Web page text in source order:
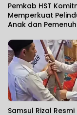
Pemkab HST
Memperkuat
Anak dan
Samsul Rizal Resmi